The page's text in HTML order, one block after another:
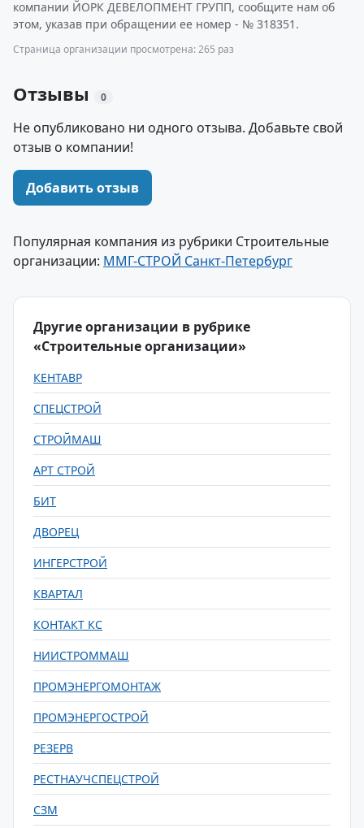
компании ЙОРК ДЕВЕЛОПМЕНТ ГРУПП, сообщите нам об
этом, указав при обращении ее номер - № 318351.
Страница организации просмотрена: 265 раз
Отзывы 0
Не опубликовано ни одного отзыва. Добавьте свой
отзыв о компании!
Добавить отзыв
Популярная компания из рубрики Строительные
организации: ММГ-СТРОЙ Санкт-Петербург
Другие организации в рубрике
«Строительные организации»
КЕНТАВР
СПЕЦСТРОЙ
СТРОЙМАШ
АРТ СТРОЙ
БИТ
ДВОРЕЦ
ИНГЕРСТРОЙ
КВАРТАЛ
КОНТАКТ КС
НИИСТРОММАШ
ПРОМЭНЕРГОМОНТАЖ
ПРОМЭНЕРГОСТРОЙ
РЕЗЕРВ
РЕСТНАУЧСПЕЦСТРОЙ
СЗМ